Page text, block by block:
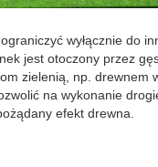
wyłącznie do
jest otoczony przez
zielenią, np. drewnem
na wykonanie
efekt drewna.